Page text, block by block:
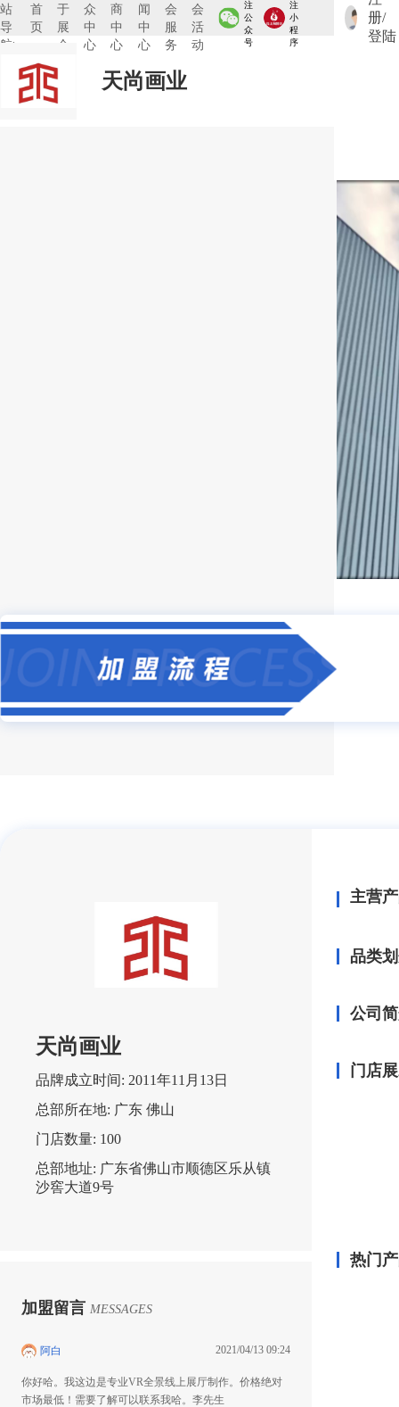
站
导
航:
首
页
于
展
会
众
中
心
商
中
心
闻
中
心
会
服
务
会
活
动
注
公
众
号
注
小
程
序
册/
登陆
天尚画业
天尚画业
品牌成立时间: 2011年11月13日
总部所在地: 广东 佛山
门店数量: 100
总部地址: 广东省佛山市顺德区乐从镇
沙窖大道9号
加盟留言 MESSAGES
阿白 2021/04/13 09:24
你好哈。我这边是专业VR全景线上展厅制作。价格绝对
市场最低！需要了解可以联系我哈。李先生
主营
品类
公司
门店
热门